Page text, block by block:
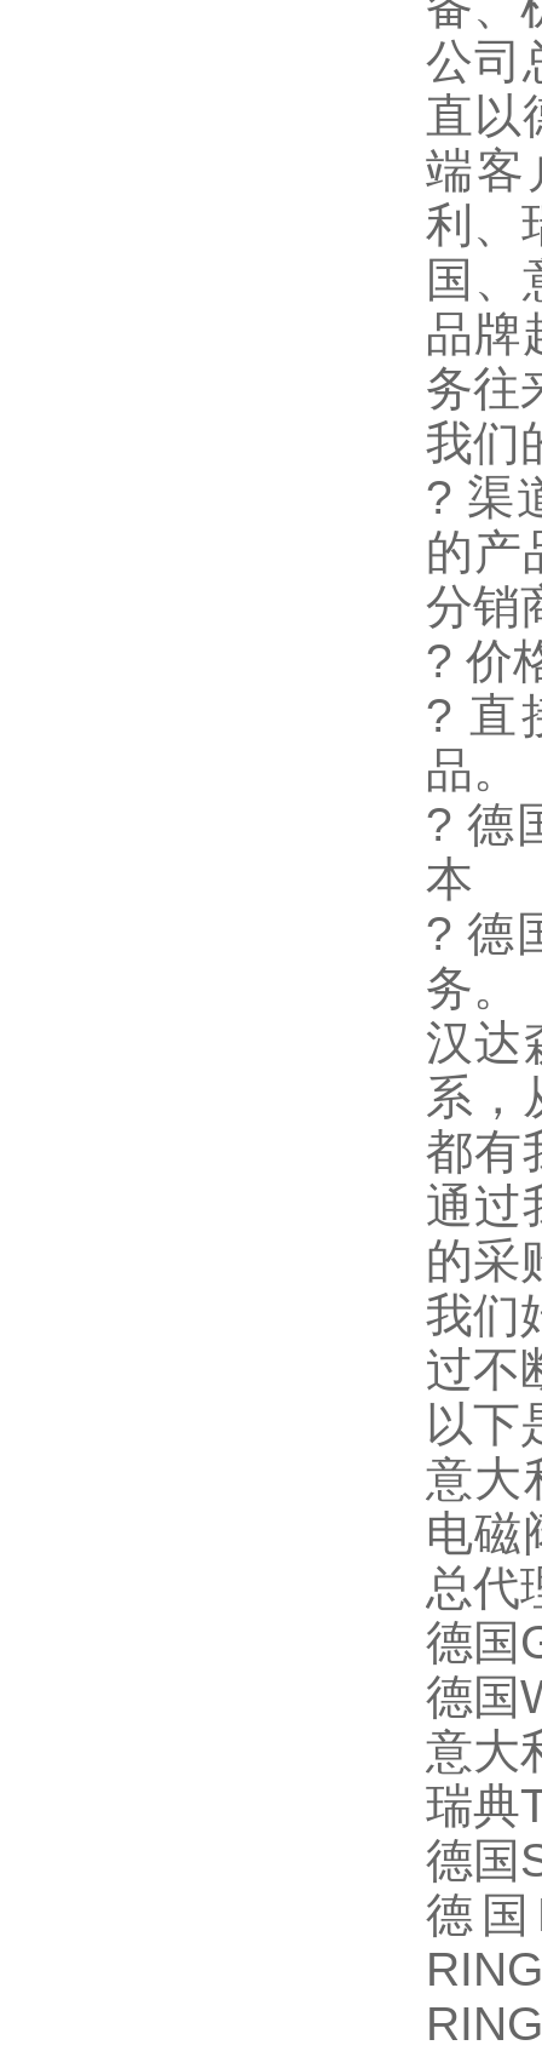
公司
直以
端客
利、
国、
品牌
务往
我们
? 渠
的产
分销
? 价
? 直
品。
?德
本
?德
务。
汉达
系，
都有
通过
的采
我们
过不
以下
意大
电磁
总代
德国
德国
意大
瑞典
德国
德国